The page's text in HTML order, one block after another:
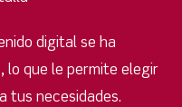
digital se ha
lo que le permite elegir
tus necesidades.